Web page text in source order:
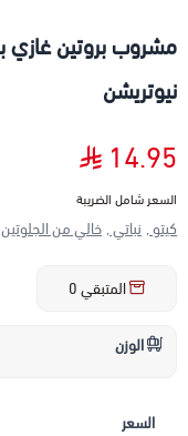
مشروب بروتين غازي
نيوتريشن
14.95
السعر شامل الضريبة
كيتو , نباتي , خالي من الجلوتين ,
المتبقي0
الوزن
السعر